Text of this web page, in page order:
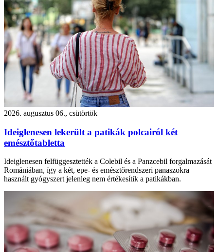
2026. augusztus 06., csütörtök
Ideiglenesen lekerült a patikák polcairól két
emésztőtabletta
Ideiglenesen felfüggesztették a Colebil és a Panzcebil forgalmazását
Romániában, így a két, epe- és emésztőrendszeri panaszokra
használt gyógyszert jelenleg nem értékesítik a patikákban.